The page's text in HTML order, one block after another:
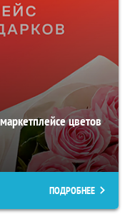
цветов
ПОДРОБНЕЕ